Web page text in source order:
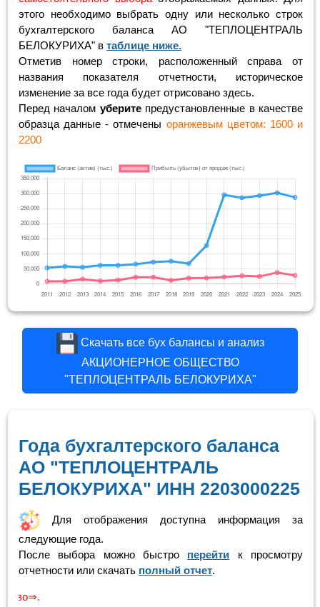
этого необходимо выбрать одну или несколько строк
бухгалтерского баланса АО "ТЕПЛОЦЕНТРАЛЬ
БЕЛОКУРИХА" в таблице ниже.
Отметив номер строки, расположенный справа от
названия показателя отчетности, историческое
изменение за все года будет отрисовано здесь.
Перед началом уберитепредустановленные в качестве
образца данные - отмечены оранжевым цветом: 1600 и
2200
Скачать все бух балансы и анализ
АКЦИОНЕРНОЕ ОБЩЕСТВО
"ТЕПЛОЦЕНТРАЛЬ БЕЛОКУРИХА"
Года бухгалтерского баланса
АО "ТЕПЛОЦЕНТРАЛЬ
БЕЛОКУРИХА" ИНН 2203000225
Для отображения доступна информация за
следующие года.
После выбора можно быстро перейти к просмотру
отчетности или скачать полный отчет.